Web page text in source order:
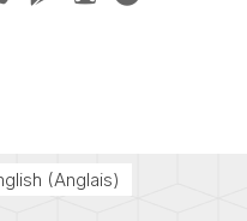
(Anglais)